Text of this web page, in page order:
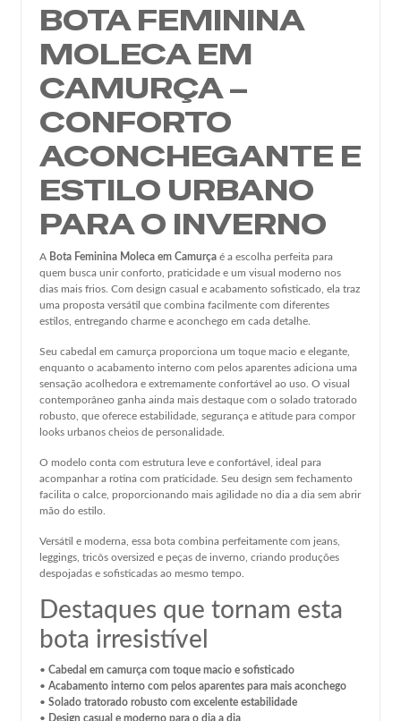
BOTA FEMININA
MOLECA EM
CAMURÇA –
CONFORTO
ACONCHEGANTE E
ESTILO URBANO
PARA O INVERNO
A Bota Feminina Moleca em Camurça é a escolha perfeita para
quem busca unir conforto, praticidade e um visual moderno nos
dias mais frios. Com design casual e acabamento sofisticado, ela traz
uma proposta versátil que combina facilmente com diferentes
estilos, entregando charme e aconchego em cada detalhe.
Seu cabedal em camurça proporciona um toque macio e elegante,
enquanto o acabamento interno com pelos aparentes adiciona uma
sensação acolhedora e extremamente confortável ao uso. O visual
contemporâneo ganha ainda mais destaque com o solado tratorado
robusto, que oferece estabilidade, segurança e atitude para compor
looks urbanos cheios de personalidade.
O modelo conta com estrutura leve e confortável, ideal para
acompanhar a rotina com praticidade. Seu design sem fechamento
facilita o calce, proporcionando mais agilidade no dia a dia sem abrir
mão do estilo.
Versátil e moderna, essa bota combina perfeitamente com jeans,
leggings, tricôs oversized e peças de inverno, criando produções
despojadas e sofisticadas ao mesmo tempo.
Destaques que tornam esta
bota irresistível
• Cabedal em camurça com toque macio e sofisticado
• Acabamento interno com pelos aparentes para mais aconchego
• Solado tratorado robusto com excelente estabilidade
• Design casual e moderno para o dia a dia